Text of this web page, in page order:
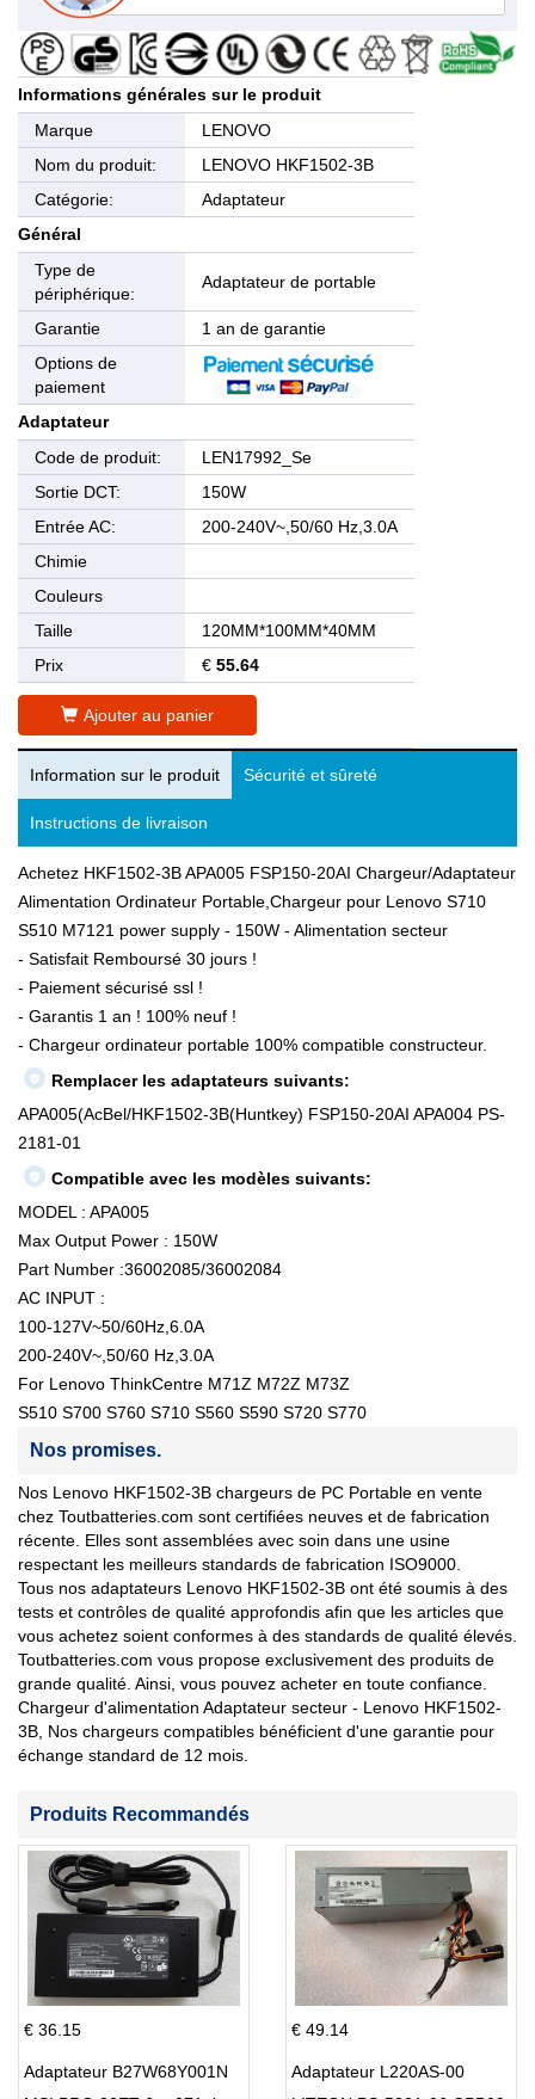
Informations générales sur le produit
Marque
LENOVO
Nom du produit:
LENOVO HKF1502-3B
Catégorie:
Adaptateur
Général
Type de
périphérique:
Adaptateur de portable
Garantie
1 an de garantie
Options de
paiement
Adaptateur
Code de produit:
LEN17992_Se
Sortie DCT:
150W
Entrée AC:
200-240V~,50/60 Hz,3.0A
Chimie
Couleurs
Taille
120MM*100MM*40MM
Prix
€ 55.64
Ajouter au panier
Information sur le produit Sécurité et sûreté
Instructions de livraison
Achetez HKF1502-3B APA005 FSP150-20AI Chargeur/Adaptateur
Alimentation Ordinateur Portable,Chargeur pour Lenovo S710
S510 M7121 power supply - 150W - Alimentation secteur
- Satisfait Remboursé 30 jours !
- Paiement sécurisé ssl !
- Garantis 1 an ! 100% neuf !
- Chargeur ordinateur portable 100% compatible constructeur.
Remplacer les adaptateurs suivants:
APA005(AcBel/HKF1502-3B(Huntkey) FSP150-20AI APA004 PS-
2181-01
Compatible avec les modèles suivants:
MODEL : APA005
Max Output Power : 150W
Part Number :36002085/36002084
AC INPUT :
100-127V~50/60Hz,6.0A
200-240V~,50/60 Hz,3.0A
For Lenovo ThinkCentre M71Z M72Z M73Z
S510 S700 S760 S710 S560 S590 S720 S770
Nos promises.
Nos Lenovo HKF1502-3B chargeurs de PC Portable en vente
chez Toutbatteries.com sont certifiées neuves et de fabrication
récente. Elles sont assemblées avec soin dans une usine
respectant les meilleurs standards de fabrication ISO9000.
Tous nos adaptateurs Lenovo HKF1502-3B ont été soumis à des
tests et contrôles de qualité approfondis afin que les articles que
vous achetez soient conformes à des standards de qualité élevés.
Toutbatteries.com vous propose exclusivement des produits de
grande qualité. Ainsi, vous pouvez acheter en toute confiance.
Chargeur d'alimentation Adaptateur secteur - Lenovo HKF1502-
3B, Nos chargeurs compatibles bénéficient d'une garantie pour
échange standard de 12 mois.
Produits Recommandés
€ 36.15
Adaptateur B27W68Y001N
€ 49.14
Adaptateur L220AS-00